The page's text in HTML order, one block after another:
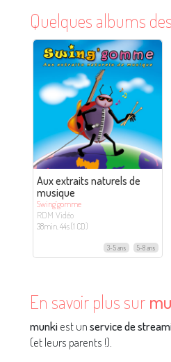
Quelques albums
Aux extraits naturels de
musique
Swing’gomme
RDM Vidéo
38min. 44s (1 CD)
3-5 ans 5-8 ans
En savoir plus sur
munkiest unservice de
(et leurs parents !).